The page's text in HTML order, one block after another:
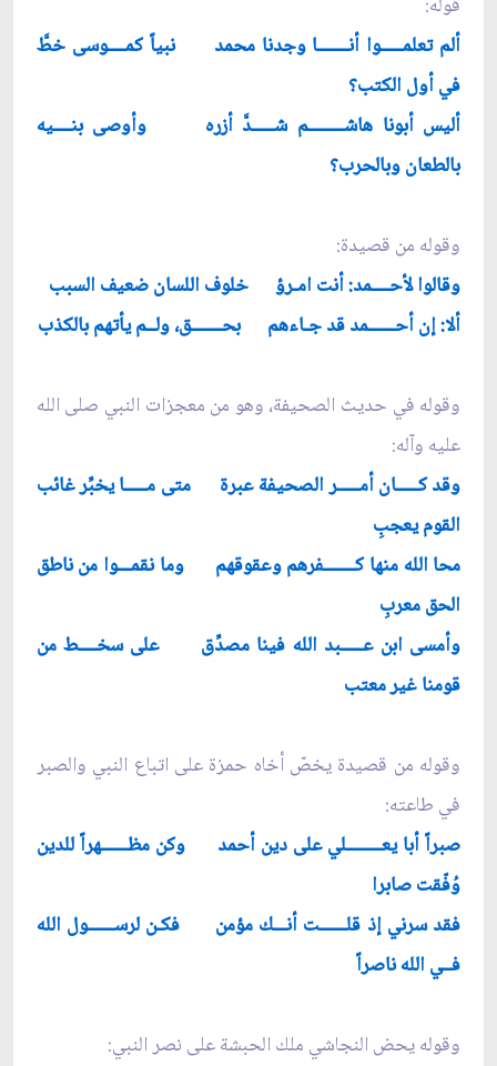
ألم تعلمـــــوا أنـــــــا وجدنا محمد نبياً كمــــوسى خطَّ
في أول الكتب؟
أليس أبونا هاشــــــــم شـــــدَّ أزره وأوصى بنــــيه
بالطعان وبالحرب؟
وقوله من قصيدة:
وقالوا لأحــــمد: أنت امـرؤ خلوف اللسان ضعيف السبب
ألا: إن أحــــــمد قد جـاءهم بحـــــــق، ولــم يأتهم بالكذب
وقوله في حديث الصحيفة، وهو من معجزات النبي صلى الله
عليه وآله:
وقد كـــــان أمـــــر الصحيفة عبرة متى مـــــا يخبِّر غائب
القوم يعجبِ
محا الله منها كـــــــفرهم وعقوقهم وما نقمـــوا من ناطق
الحق معربِ
وأمسى ابن عـــــبد الله فينا مصدِّق على سخــــط من
قومنا غير معتب
وقوله من قصيدة يخصّ أخاه حمزة على اتباع النبي والصبر
في طاعته:
صبراً أبا يعــــــــلي على دين أحمد وكن مظــــــهراً للدين
وُفّقت صابرا
فقد سرني إذ قلــــــت أنـــك مؤمن فكـن لرســــــول الله
فــي الله ناصراً
وقوله يحض النجاشي ملك الحبشة على نصر النبي: